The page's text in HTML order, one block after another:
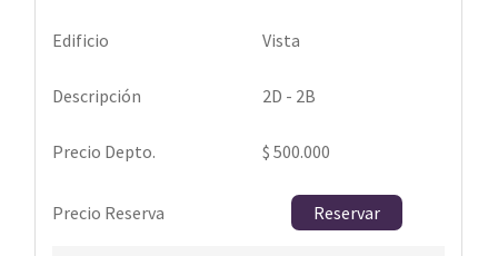
Vista
2D - 2B
$ 500.000
Reservar